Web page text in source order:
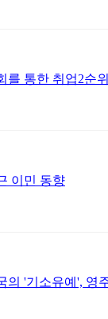
를 통한 취업2순
이민 동향
의 '기소유예', 영